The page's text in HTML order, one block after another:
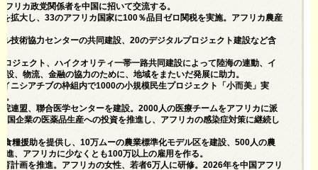
リカ政党関係者を中国に招いて交流する。
拡大し、33のアフリカ国家に100％品目ゼロ関税を実施。アフリカ農産
技術協力センターの共同建設、20のデジタルプロジェクト建設など含
ジェクト、ハイクオリティ一帯一路共同建設によって陸海の連動、イ
、物流、金融の協力のために、地域をまたいだ発展に助力。
ニシアチブの枠組内で1000の小規模民生プロジェクト「小而美」実
。
連盟、聯合医学センターを建設。2000人の医療チームをアフリカに派
国企業の医薬品生産への投資を推進し、アフリカの感染症対策に継続し
糧援助を提供し、10万ムーの農業標準化モデル区を建設、500人の農
、アフリカに少なくとも100万以上の雇用を作る。
計画を推進。アフリカの女性、若者6万人に研修。2026年を中国アフリ